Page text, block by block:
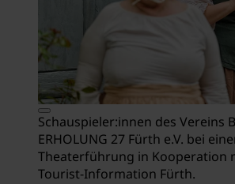
Schauspieler:innen des Vereins
ERHOLUNG 27 Fürth e.V. bei
Theaterführung in Kooperation
Tourist-Information Fürth.